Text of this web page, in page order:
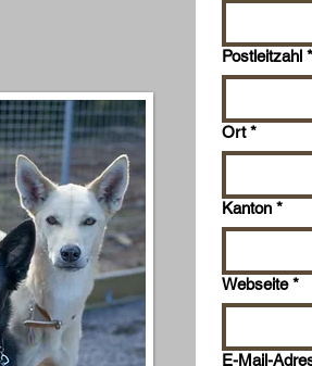
Postleitzahl *
Ort *
Kanton *
Webseite *
E-Mail-